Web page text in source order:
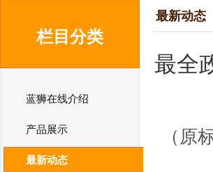
栏目分类
蓝狮在线介绍
产品展示
最新动态
最新动态
最全
（原